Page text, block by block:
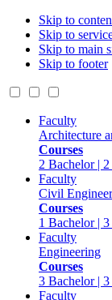
Skip to
Skip to
Skip to main
Skip to footer
Faculty
Architecture
Courses
2 Bachelor |
Faculty
Civil
Courses
1 Bachelor |
Faculty
Engineering
Courses
3 Bachelor |
Faculty